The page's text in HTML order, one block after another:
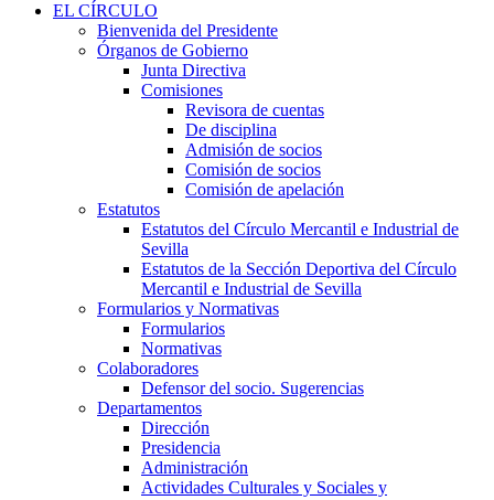
EL CÍRCULO
Bienvenida del Presidente
Órganos de Gobierno
Junta Directiva
Comisiones
Revisora de cuentas
De disciplina
Admisión de socios
Comisión de socios
Comisión de apelación
Estatutos
Estatutos del Círculo Mercantil e Industrial de
Sevilla
Estatutos de la Sección Deportiva del Círculo
Mercantil e Industrial de Sevilla
Formularios y Normativas
Formularios
Normativas
Colaboradores
Defensor del socio. Sugerencias
Departamentos
Dirección
Presidencia
Administración
Actividades Culturales y Sociales y